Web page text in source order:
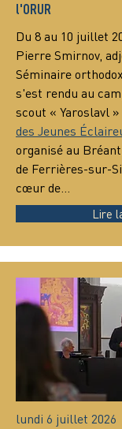
l'ORUR
Du 8 au 10 juillet
Pierre Smirnov,
Séminaire
s'est rendu au
scout « Yaroslavl
des Jeunes
organisé au
de Ferrières-sur-
cœur de…
Lire
lundi 6 juillet 2026